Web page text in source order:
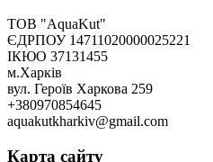
ТОВ "AquaKut"
ЄДРПОУ 14711020000025221
ІКЮО 37131455
м.Харків
вул. Героїв Харкова 259
+380970854645
aquakutkharkiv@gmail.com
Карта сайту